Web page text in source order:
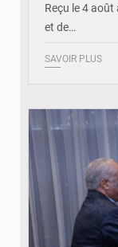
Reçu le 4
et de…
SAVOIR PLUS